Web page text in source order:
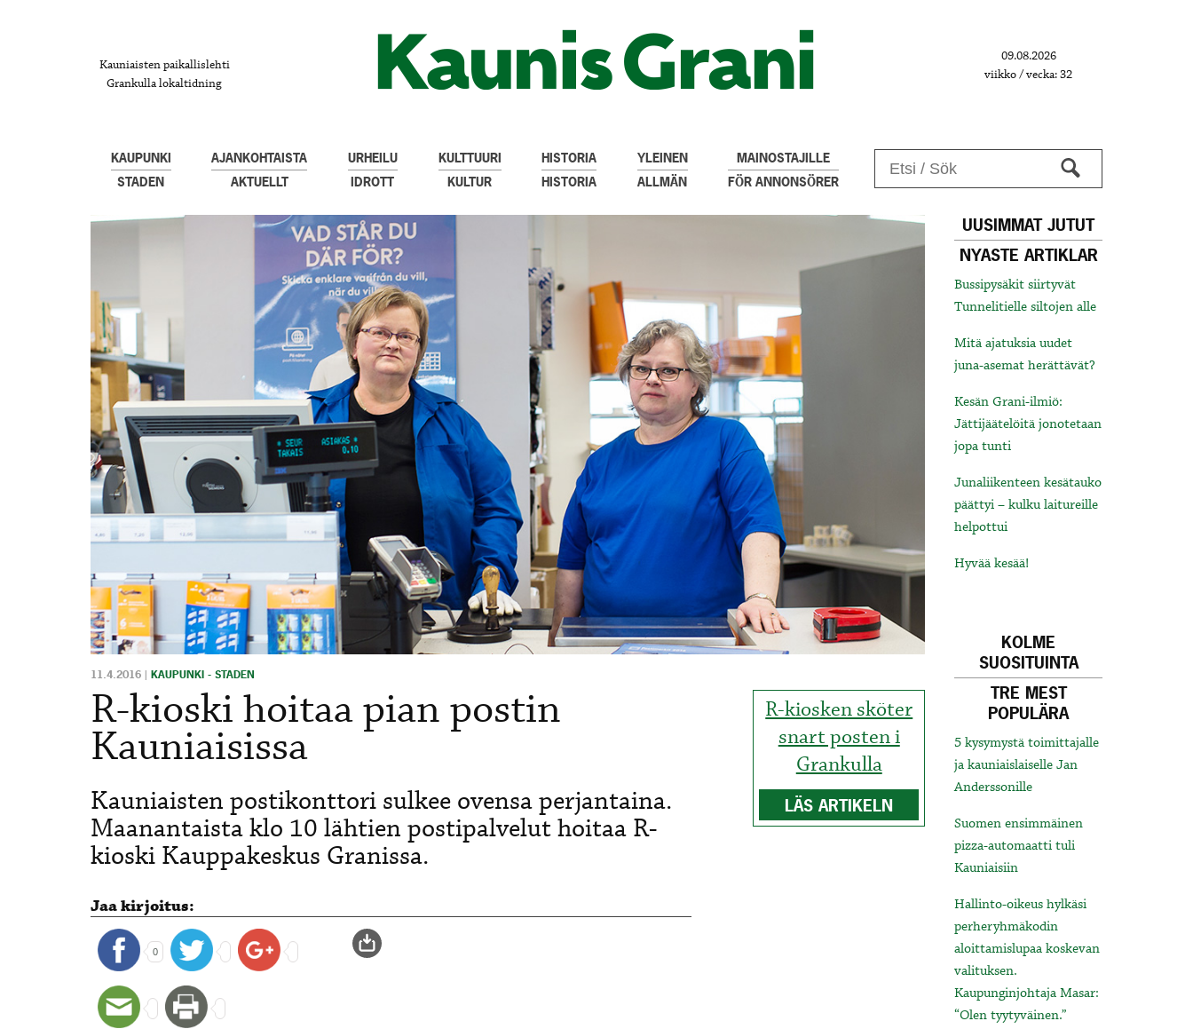
Kauniaisten paikallislehti
Grankulla lokaltidning
09.08.2026
viikko / vecka: 32
KAUPUNKI
STADEN
AJANKOHTAISTA
AKTUELLT
URHEILU
IDROTT
KULTTUURI
KULTUR
HISTORIA
HISTORIA
YLEINEN
ALLMÄN
MAINOSTAJILLE
FÖR ANNONSÖRER
R-kiosken sköter
snart posten i
Grankulla
LÄS ARTIKELN
11.4.2016 | KAUPUNKI - STADEN
R-kioski hoitaa pian postin
Kauniaisissa
Kauniaisten postikonttori sulkee ovensa perjantaina.
Maanantaista klo 10 lähtien postipalvelut hoitaa R-
kioski Kauppakeskus Granissa.
Jaa kirjoitus:
0
UUSIMMAT JUTUT
NYASTE ARTIKLAR
Bussipysäkit siirtyvät
Tunnelitielle siltojen alle
Mitä ajatuksia uudet
juna-asemat herättävät?
Kesän Grani-ilmiö:
Jättijäätelöitä jonotetaan
jopa tunti
Junaliikenteen kesätauko
päättyi – kulku laitureille
helpottui
Hyvää kesää!
KOLME
SUOSITUINTA
TRE MEST
POPULÄRA
5 kysymystä toimittajalle
ja kauniaislaiselle Jan
Anderssonille
Suomen ensimmäinen
pizza-automaatti tuli
Kauniaisiin
Hallinto-oikeus hylkäsi
perheryhmäkodin
aloittamislupaa koskevan
valituksen.
Kaupunginjohtaja Masar:
“Olen tyytyväinen.”